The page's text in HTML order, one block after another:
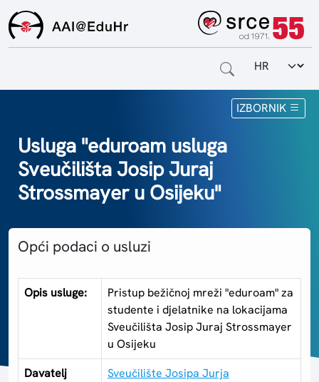
Odabir
IZBORNIK
Za krajnje korisnike
Za davatelje usluga
Za matične ustanove
Usluga "eduroam usluga
Sveučilišta Josip Juraj
Strossmayer u Osijeku"
Opći podaci o usluzi
Opis usluge:
Pristup bežičnoj mreži "eduroam" za
studente i djelatnike na lokacijama
Sveučilišta Josip Juraj Strossmayer
u Osijeku
Davatelj
Sveučilište Josipa Jurja